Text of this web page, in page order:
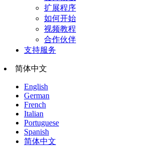
扩展程序
如何开始
视频教程
合作伙伴
支持服务
简体中文
English
German
French
Italian
Portuguese
Spanish
简体中文